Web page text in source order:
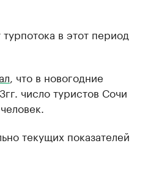
в этот период
, что в новогодние
число туристов Сочи
текущих показателей